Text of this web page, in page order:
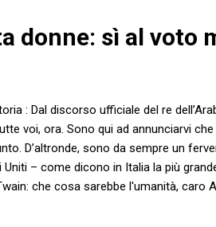
donne: sì al voto
: Dal discorso ufficiale del re
voi, ora. Sono qui ad annunciarvi
D’altronde, sono da sempre un
Uniti – come dicono in Italia la più
che cosa sarebbe l'umanità, caro